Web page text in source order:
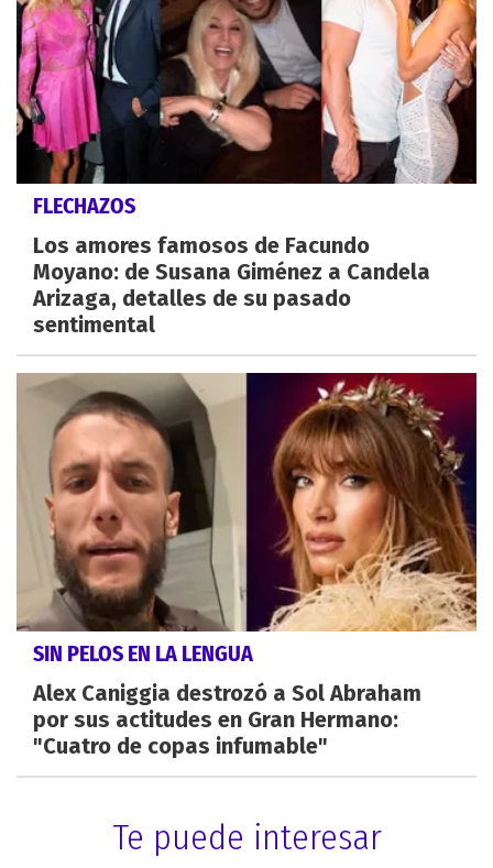
FLECHAZOS
Los amores famosos de Facundo
Moyano: de Susana Giménez a Candela
Arizaga, detalles de su pasado
sentimental
SIN PELOS EN LA LENGUA
Alex Caniggia destrozó a Sol Abraham
por sus actitudes en Gran Hermano:
"Cuatro de copas infumable"
Te puede interesar